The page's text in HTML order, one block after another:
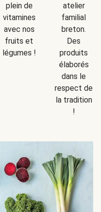
plein de
vitamines
avec nos
fruits et
légumes !
atelier
familial
breton.
Des
produits
élaborés
dans le
respect de
la tradition
!